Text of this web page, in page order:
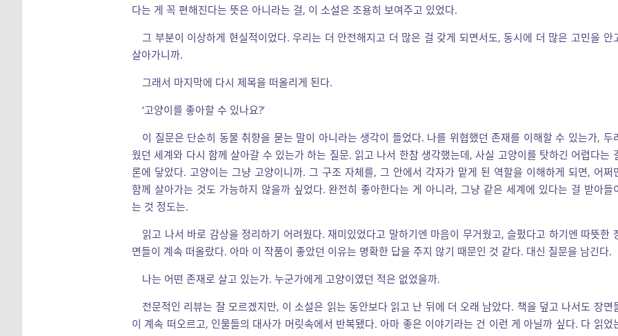
다는 게 꼭 편해진다는 뜻은 아니라는 걸, 이 소설은 조용히 보여주고 있었다.
그 부분이 이상하게 현실적이었다. 우리는 더 안전해지고 더 많은 걸 갖게 되면서도, 동시에 더 많은 고민을 안
살아가니까.
그래서 마지막에 다시 제목을 떠올리게 된다.
‘고양이를 좋아할 수 있나요?’
이 질문은 단순히 동물 취향을 묻는 말이 아니라는 생각이 들었다. 나를 위협했던 존재를 이해할 수 있는가, 두
웠던 세계와 다시 함께 살아갈 수 있는가 하는 질문. 읽고 나서 한참 생각했는데, 사실 고양이를 탓하긴 어렵다는
론에 닿았다. 고양이는 그냥 고양이니까. 그 구조 자체를, 그 안에서 각자가 맡게 된 역할을 이해하게 되면, 어쩌
함께 살아가는 것도 가능하지 않을까 싶었다. 완전히 좋아한다는 게 아니라, 그냥 같은 세계에 있다는 걸 받아들
는 것 정도는.
읽고 나서 바로 감상을 정리하기 어려웠다. 재미있었다고 말하기엔 마음이 무거웠고, 슬펐다고 하기엔 따뜻한
면들이 계속 떠올랐다. 아마 이 작품이 좋았던 이유는 명확한 답을 주지 않기 때문인 것 같다. 대신 질문을 남긴다.
나는 어떤 존재로 살고 있는가. 누군가에게 고양이였던 적은 없었을까.
전문적인 리뷰는 잘 모르겠지만, 이 소설은 읽는 동안보다 읽고 난 뒤에 더 오래 남았다. 책을 덮고 나서도 장면
이 계속 떠오르고, 인물들의 대사가 머릿속에서 반복됐다. 아마 좋은 이야기라는 건 이런 게 아닐까 싶다. 다 읽었